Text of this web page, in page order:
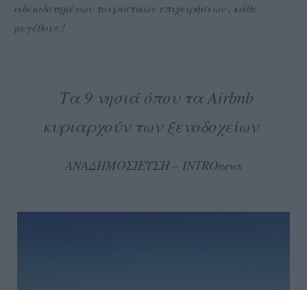
αδειοδοτημένων τουριστικών επιχειρήσεων , κάθε
μεγέθους !
Τα 9 νησιά όπου τα Airbnb
κυριαρχούν των ξενοδοχείων
ΑΝΑΔΗΜΟΣΙΕΥΣΗ – INTROnews